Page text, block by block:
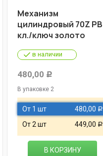
Механизм
цилиндровый 70Z PB
кл./ключ золото
в наличии
480,00 Р
В упаковке 2
От 1 шт 480,00 Р
От 2 шт 449,00 Р
В КОРЗИНУ